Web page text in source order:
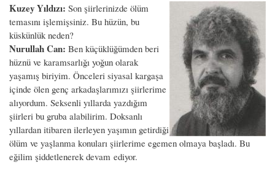
Kuzey Yıldızı: Son şiirlerinizde ölüm
temasını işlemişsiniz. Bu hüzün, bu
küskünlük neden?
Nurullah Can: Ben küçüklüğümden beri
hüznü ve karamsarlığı yoğun olarak
yaşamış biriyim. Önceleri siyasal kargaşa
içinde ölen genç arkadaşlarımızı şiirlerime
alıyordum. Seksenli yıllarda yazdığım
şiirleri bu gruba alabilirim. Doksanlı
yıllardan itibaren ilerleyen yaşımın getirdiği
ölüm ve yaşlanma konuları şiirlerime egemen olmaya başladı. Bu
eğilim şiddetlenerek devam ediyor.